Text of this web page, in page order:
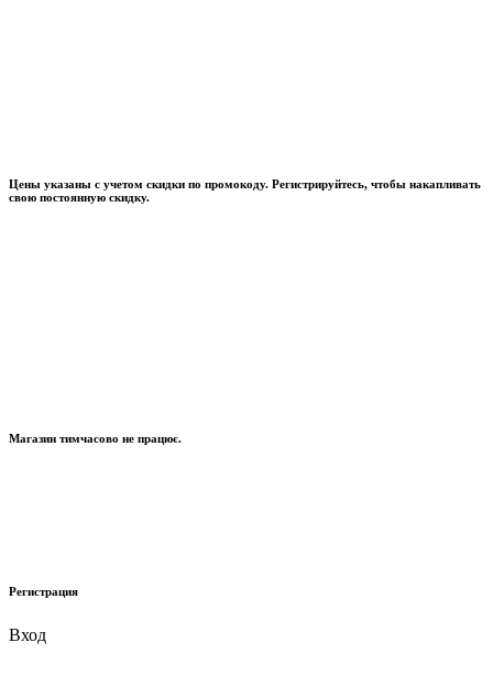
Цены указаны с учетом скидки по промокоду. Регистрируйтесь, чтобы накапливать
свою постоянную скидку.
Магазин тимчасово не працює.
Регистрация
Вход